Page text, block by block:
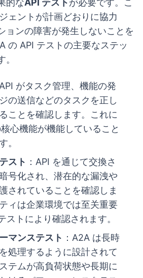
的なAPI テストが必要です。こ
ェントが計画どおりに協力
ョンの障害が発生しないことを
の API テストの主要なステッ
API がタスク管理、機能の発
の送信などのタスクを正し
ことを確認します。これに
心機能が機能していること
。
スト ：API を通じて交換さ
号化され、潜在的な漏洩や
されていることを確認しま
ィは企業環境では至关重要
ストにより確認されます。
マンステスト ：A2A は長時
処理するように設計されて
テムが高負荷状態や長期に